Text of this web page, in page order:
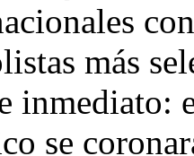
más
inmediato:
se